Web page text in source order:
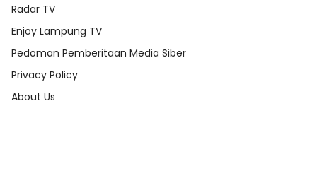
Radar TV
Enjoy Lampung TV
Pedoman Pemberitaan Media Siber
Privacy Policy
About Us